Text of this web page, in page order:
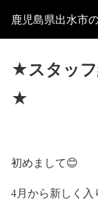
鹿児島県出水市
★スタッフ
★
初めまして😊
4月から新しく入